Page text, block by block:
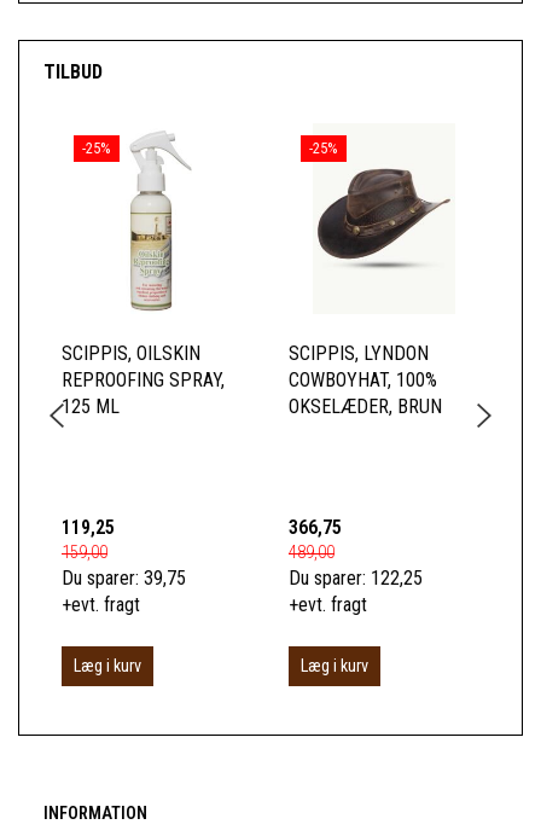
TILBUD
-25%
SCIPPIS, OILSKIN
REPROOFING SPRAY,
125 ML
119,25
159,00
Du sparer: 39,75
+evt. fragt
Læg i kurv
-25%
SCIPPIS, LYNDON
COWBOYHAT, 100%
OKSELÆDER, BRUN
366,75
489,00
Du sparer: 122,25
+evt. fragt
Læg i kurv
INFORMATION